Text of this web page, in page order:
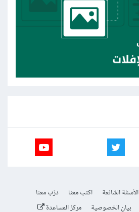
الأسئلة الشائعة اكتب معنا
درّب معنا
بيان الخصوصية مركز المساعدة